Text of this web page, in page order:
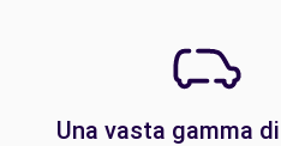
Una vasta gamma